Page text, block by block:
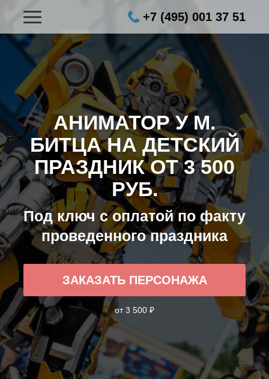
+7 (495) 001 37 51
АНИМАТОР У М.
БИТЦА НА ДЕТСКИЙ
ПРАЗДНИК ОТ 3 500
РУБ.
Под ключ с оплатой по факту
проведенного праздника
ЗАКАЗАТЬ ПЕРСОНАЖА
от 3 500 ₽